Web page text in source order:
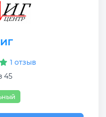
1 отзыв
45